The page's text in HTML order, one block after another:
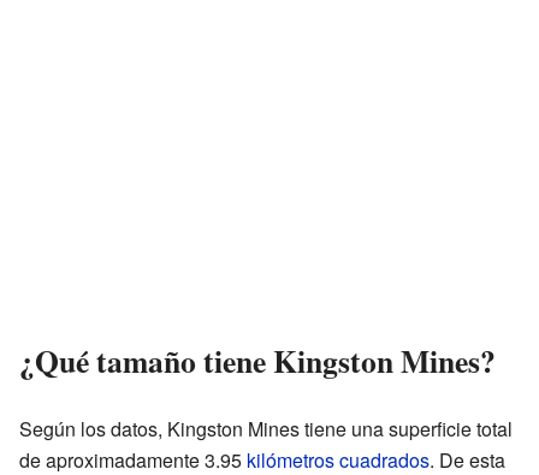
¿Qué tamaño tiene Kingston Mines?
Según los datos, Kingston Mines tiene una superficie total
de aproximadamente 3.95 kilómetros cuadrados. De esta